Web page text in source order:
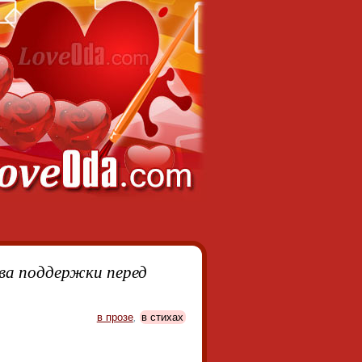
поддержки перед
в прозе, в стихах